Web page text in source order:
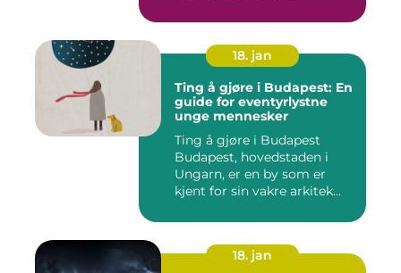
18. jan
Ting å gjøre i Budapest: En
guide for eventyrlystne
unge mennesker
Ting å gjøre i Budapest
Budapest, hovedstaden i
Ungarn, er en by som er
kjent for sin vakre arkitek...
18. jan